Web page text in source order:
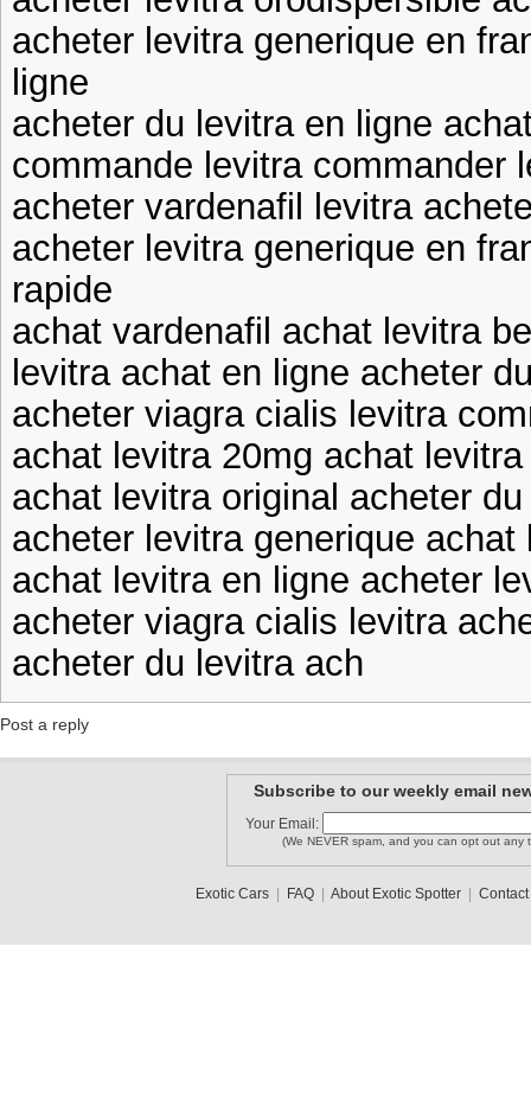
acheter levitra generique en
ligne
acheter du levitra en ligne
commande levitra commander
acheter vardenafil levitra
acheter levitra generique en
rapide
achat vardenafil achat levitra
levitra achat en ligne acheter
acheter viagra cialis levitra
achat levitra 20mg achat
achat levitra original acheter
acheter levitra generique achat
achat levitra en ligne acheter
acheter viagra cialis levitra
acheter du levitra ach
Post a reply
Subscribe to our weekly email
Your Email:
(We NEVER spam, and you can opt out any
Exotic Cars| FAQ| About Exotic Spotter| Contact